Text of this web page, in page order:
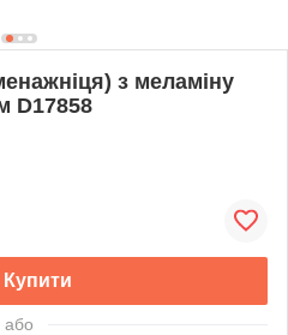
з меламіну
D17858
Купити
або